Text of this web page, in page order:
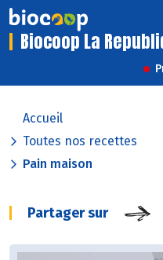
Biocoop La
Accueil
Toutes nos recettes
Pain maison
Partager sur